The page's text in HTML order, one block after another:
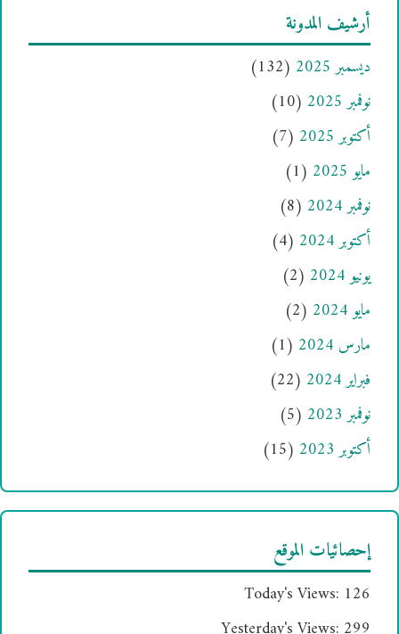
أرشيف المدونة
ديسمبر 2025
(132)
نوفمبر 2025
(10)
أكتوبر 2025
(7)
مايو 2025
(1)
نوفمبر 2024
(8)
أكتوبر 2024
(4)
يونيو 2024
(2)
مايو 2024
(2)
مارس 2024
(1)
فبراير 2024
(22)
نوفمبر 2023
(5)
أكتوبر 2023
(15)
إحصائيات الموقع
Today's Views: 126